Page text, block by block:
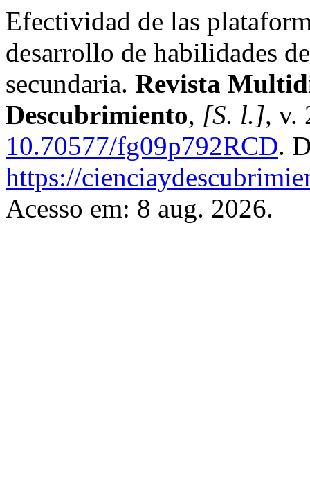
Efectividad de las
desarrollo de habilidades
secundaria. Revista
Descubrimiento, [S. l.], v.
10.70577/fg09p792RCD.
https://
Acesso em: 8 aug. 2026.